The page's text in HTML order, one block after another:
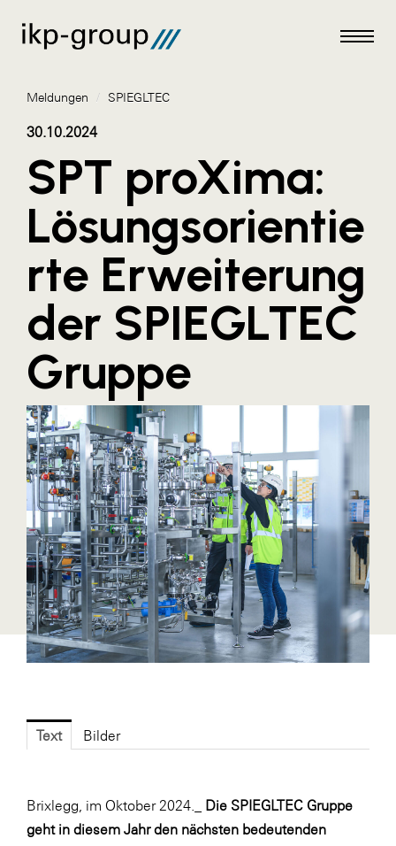
Meldungen
AKTUELLES
ACO
ALEX Krems
Amazon Web Services
Artweger
AustroCel Hallein
Blaguss
Bundesverband Sonnenschutztechnik
Cineplexx
Colmobil Austria
Controller Institut
Darbo
Designer Outlets Parndorf und Salzburg
DOMOFERM
FG UBIT Salzburg
Fressnapf
FRoSTA
Meldungen / SPIEGLTEC
30.10.2024
SPT proXima:
Lösungsorientie
rte Erweiterung
der SPIEGLTEC
Gruppe
Text Bilder
Brixlegg, im Oktober 2024._ Die SPIEGLTEC Gruppe
geht in diesem Jahr den nächsten bedeutenden